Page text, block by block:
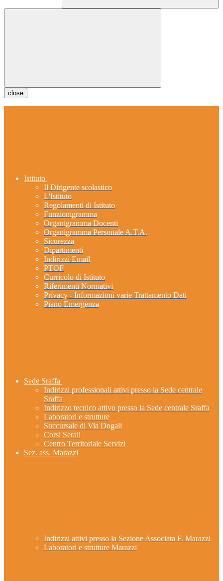
close
Istituto
Il Dirigente scolastico
L'Istituto
Regolamenti di Istituto
Funzionigramma
Organigramma Docenti
Organigramma Personale A.T.A.
Sicurezza
Dipartimenti
Indirizzi Email
PTOF
Curricolo di Istituto
Riferimenti Normativi
Privacy - Informazioni varie Trattamento Dati
Piano Emergenza
Sede Sraffa
Indirizzi professionali attivi presso la Sede centrale
Sraffa
Indirizzo tecnico attivo presso la Sede centrale Sraffa
Laboratori e strutture
Succursale di Via Dogali
Corsi Serali
Centro Territoriale Servizi
Sez. ass. Marazzi
Indirizzi attivi presso la Sezione Associata F. Marazzi
Laboratori e strutture Marazzi